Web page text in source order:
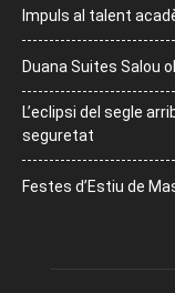
Impuls al talent
Duana Suites Salou
L’eclipsi del segle
seguretat
Festes d’Estiu de